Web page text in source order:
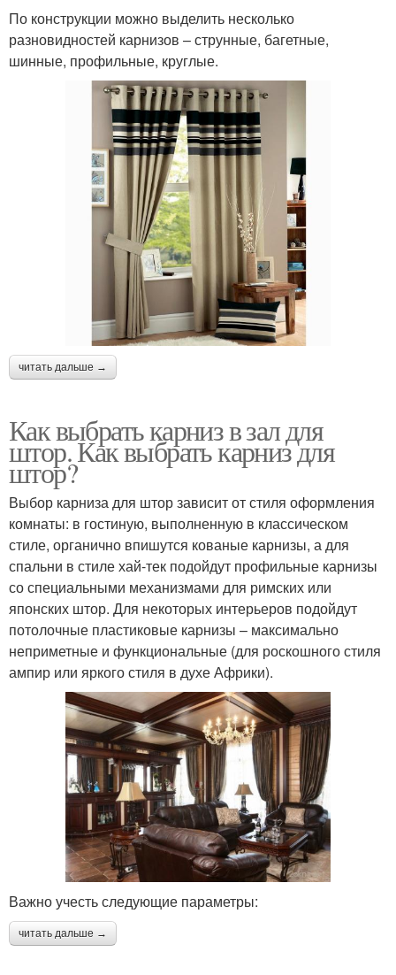
По конструкции можно выделить несколько
разновидностей карнизов – струнные, багетные,
шинные, профильные, круглые.
читать дальше →
Как выбрать карниз в зал для
штор. Как выбрать карниз для
штор?
Выбор карниза для штор зависит от стиля оформления
комнаты: в гостиную, выполненную в классическом
стиле, органично впишутся кованые карнизы, а для
спальни в стиле хай-тек подойдут профильные карнизы
со специальными механизмами для римских или
японских штор. Для некоторых интерьеров подойдут
потолочные пластиковые карнизы – максимально
неприметные и функциональные (для роскошного стиля
ампир или яркого стиля в духе Африки).
Важно учесть следующие параметры:
читать дальше →